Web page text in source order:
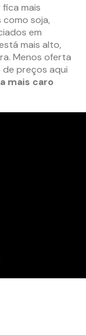
mais
soja,
em
mais alto,
Menos oferta
preços aqui
mais caro